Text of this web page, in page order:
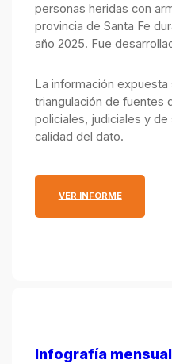
personas heridas con
provincia de Santa Fe
año 2025. Fue
Ministerio Público de la
Justicia y Seguridad.
La información
triangulación de fuentes
policiales, judiciales y
calidad del dato.
VER INFORME:
Infografía